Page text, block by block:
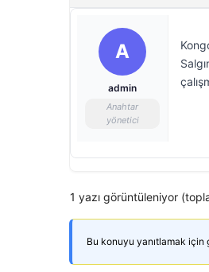
A
admin
Anahtar
yönetici
1 yazı görüntüleniyor
Bu konuyu yanıtlamak için